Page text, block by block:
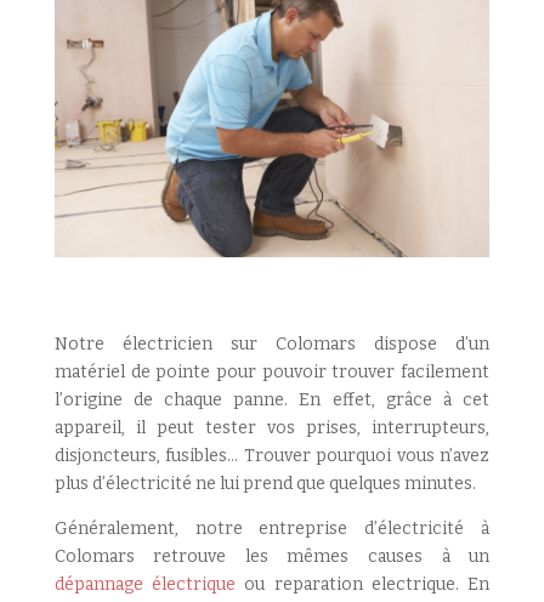
Notre électricien sur Colomars dispose d’un
matériel de pointe pour pouvoir trouver facilement
l’origine de chaque panne. En effet, grâce à cet
appareil, il peut tester vos prises, interrupteurs,
disjoncteurs, fusibles… Trouver pourquoi vous n’avez
plus d’électricité ne lui prend que quelques minutes.
Généralement, notre entreprise d’électricité à
Colomars retrouve les mêmes causes à un
dépannage électrique ou reparation electrique. En